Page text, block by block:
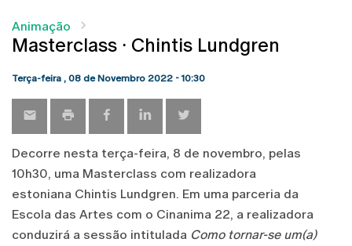
Animação
Masterclass · Chintis Lundgren
Terça-feira , 08 de Novembro 2022 - 10:30
Decorre nesta terça-feira, 8 de novembro, pelas
10h30, uma Masterclass com realizadora
estoniana Chintis Lundgren. Em uma parceria da
Escola das Artes com o Cinanima 22, a realizadora
conduzirá a sessão intitulada Como tornar-se um(a)